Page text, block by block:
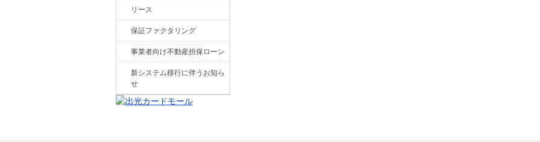
リース
保証ファクタリング
事業者向け不動産担保ローン
新システム移行に伴うお知ら
せ